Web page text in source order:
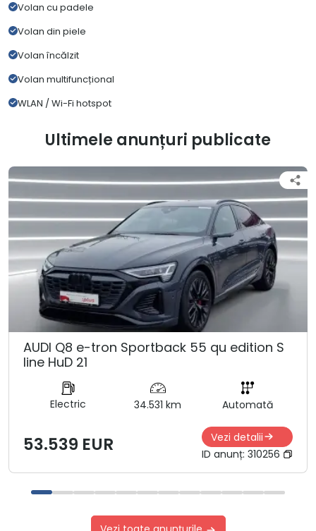
Volan cu padele
Volan din piele
Volan încălzit
Volan multifuncțional
WLAN / Wi-Fi hotspot
Ultimele anunțuri publicate
AUDI Q8 e-tron Sportback 55 qu edition S
line HuD 21
Electric 34.531 km Automată
53.539 EUR
Vezi detalii
ID anunț: 310256